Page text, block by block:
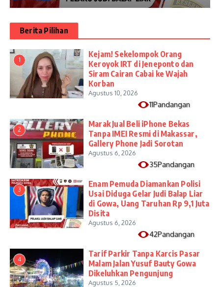
Berita Pilihan
1
Kejam! Sekelompok Orang
Keroyok IRT di Jeneponto dan
Siram Cairan Cabai ke Wajah
Korban
Agustus 10, 2026
11Pandangan
2
​Marak Jual Beli iPhone Bekas
Tanpa IMEI Resmi di Makassar,
Gallery Phone Jadi Sorotan
Agustus 6, 2026
35Pandangan
3
Enam Pemuda Diamankan Polisi
Usai Diduga Gelar Judi Balap Liar
di Gowa, Uang Taruhan Rp 9,1 Juta
Disita
Agustus 6, 2026
42Pandangan
4
Tarif Parkir Tanpa Karcis Pasar
Malam Jalan Yusuf Bauty Gowa
Dikeluhkan Pengunjung
Agustus 5, 2026